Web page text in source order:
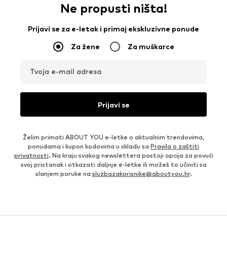
Ne propusti ništa!
Prijavi se za e-letak i primaj ekskluzivne ponude
Za žene Za muškarce
Tvoja e-mail adresa
Prijavi se
Želim primati ABOUT YOU e-letke o aktualnim trendovima,
ponudama i kupon kodovima u skladu sa Pravila o zaštiti
privatnosti. Na kraju svakog newslettera postoji opcija za povući
svoj pristanak i otkazati daljnje e-letke ili možeš to učiniti sa
slanjem poruke na sluzbazakorisnike@aboutyou.hr.